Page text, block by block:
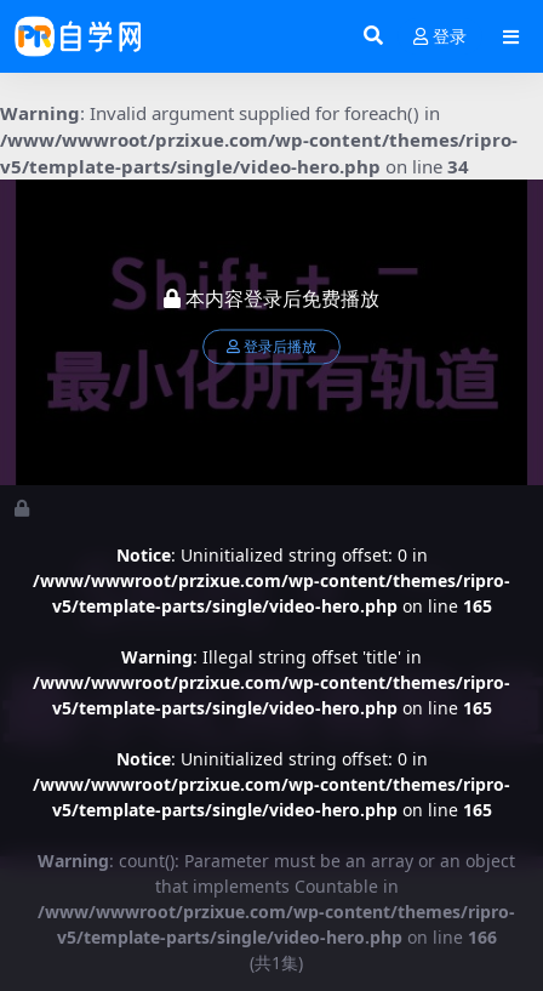
登录
Warning: Invalid argument supplied for foreach() in
/www/wwwroot/przixue.com/wp-content/themes/ripro-
v5/template-parts/single/video-hero.php on line 34
本内容登录后免费播放
登录后播放
Notice: Uninitialized string offset: 0 in
/www/wwwroot/przixue.com/wp-content/themes/ripro-
v5/template-parts/single/video-hero.phpon line 165
Warning: Illegal string offset 'title' in
/www/wwwroot/przixue.com/wp-content/themes/ripro-
v5/template-parts/single/video-hero.phpon line 165
Notice: Uninitialized string offset: 0 in
/www/wwwroot/przixue.com/wp-content/themes/ripro-
v5/template-parts/single/video-hero.phpon line 165
Warning: count(): Parameter must be an array or an object
that implements Countable in
/www/wwwroot/przixue.com/wp-content/themes/ripro-
v5/template-parts/single/video-hero.php on line 166
(共1集)